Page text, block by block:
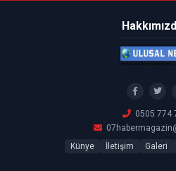
0505 774
Künye
İletişim Galeri